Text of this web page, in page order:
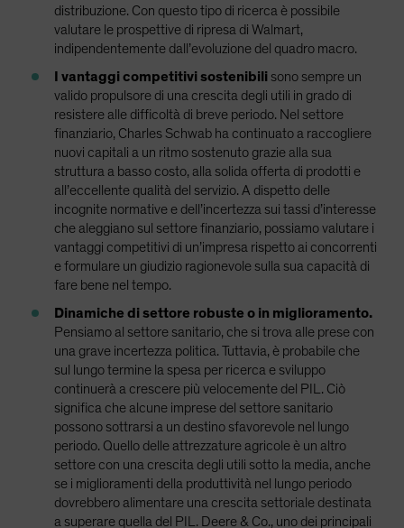
distribuzione. Con questo tipo di ricerca è possibile
valutare le prospettive di ripresa di Walmart,
indipendentemente dall’evoluzione del quadro macro.
I vantaggi competitivi sostenibili sono sempre un
valido propulsore di una crescita degli utili in grado di
resistere alle difficoltà di breve periodo. Nel settore
finanziario, Charles Schwab ha continuato a raccogliere
nuovi capitali a un ritmo sostenuto grazie alla sua
struttura a basso costo, alla solida offerta di prodotti e
all’eccellente qualità del servizio. A dispetto delle
incognite normative e dell’incertezza sui tassi d’interesse
che aleggiano sul settore finanziario, possiamo valutare i
vantaggi competitivi di un’impresa rispetto ai concorrenti
e formulare un giudizio ragionevole sulla sua capacità di
fare bene nel tempo.
Dinamiche di settore robuste o in miglioramento.
Pensiamo al settore sanitario, che si trova alle prese con
una grave incertezza politica. Tuttavia, è probabile che
sul lungo termine la spesa per ricerca e sviluppo
continuerà a crescere più velocemente del PIL. Ciò
significa che alcune imprese del settore sanitario
possono sottrarsi a un destino sfavorevole nel lungo
periodo. Quello delle attrezzature agricole è un altro
settore con una crescita degli utili sotto la media, anche
se i miglioramenti della produttività nel lungo periodo
dovrebbero alimentare una crescita settoriale destinata
a superare quella del PIL. Deere & Co., uno dei principali